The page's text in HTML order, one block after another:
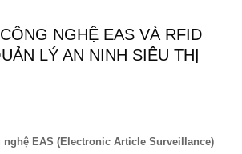
NGHỆ EAS VÀ RFID
LÝ AN NINH SIÊU THỊ
nghệ EAS (Electronic Article Surveillance)